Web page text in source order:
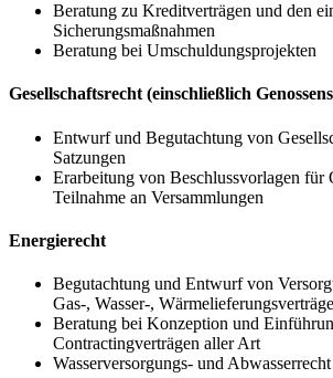
Beratung zu Kreditverträgen und den
Sicherungsmaßnahmen
Beratung bei Umschuldungsprojekten
Gesellschaftsrecht (einschließlich
Entwurf und Begutachtung von
Satzungen
Erarbeitung von Beschlussvorlagen für
Teilnahme an Versammlungen
Energierecht
Begutachtung und Entwurf von
Gas-, Wasser-,
Beratung bei Konzeption und
Contractingverträgen aller Art
Wasserversorgungs- und Abwasserrecht